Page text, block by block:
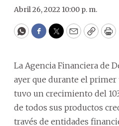
Abril 26, 2022 10:00 p. m.
WhatsApp
Facebook
Twitter
EmailCopy
La Agencia Financiera de
ayer que durante el
tuvo un crecimiento del
de todos sus productos
través de entidades